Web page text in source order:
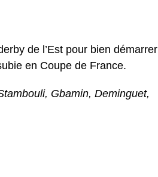
de l’Est pour bien démarrer
en Coupe de France.
Gbamin, Deminguet,